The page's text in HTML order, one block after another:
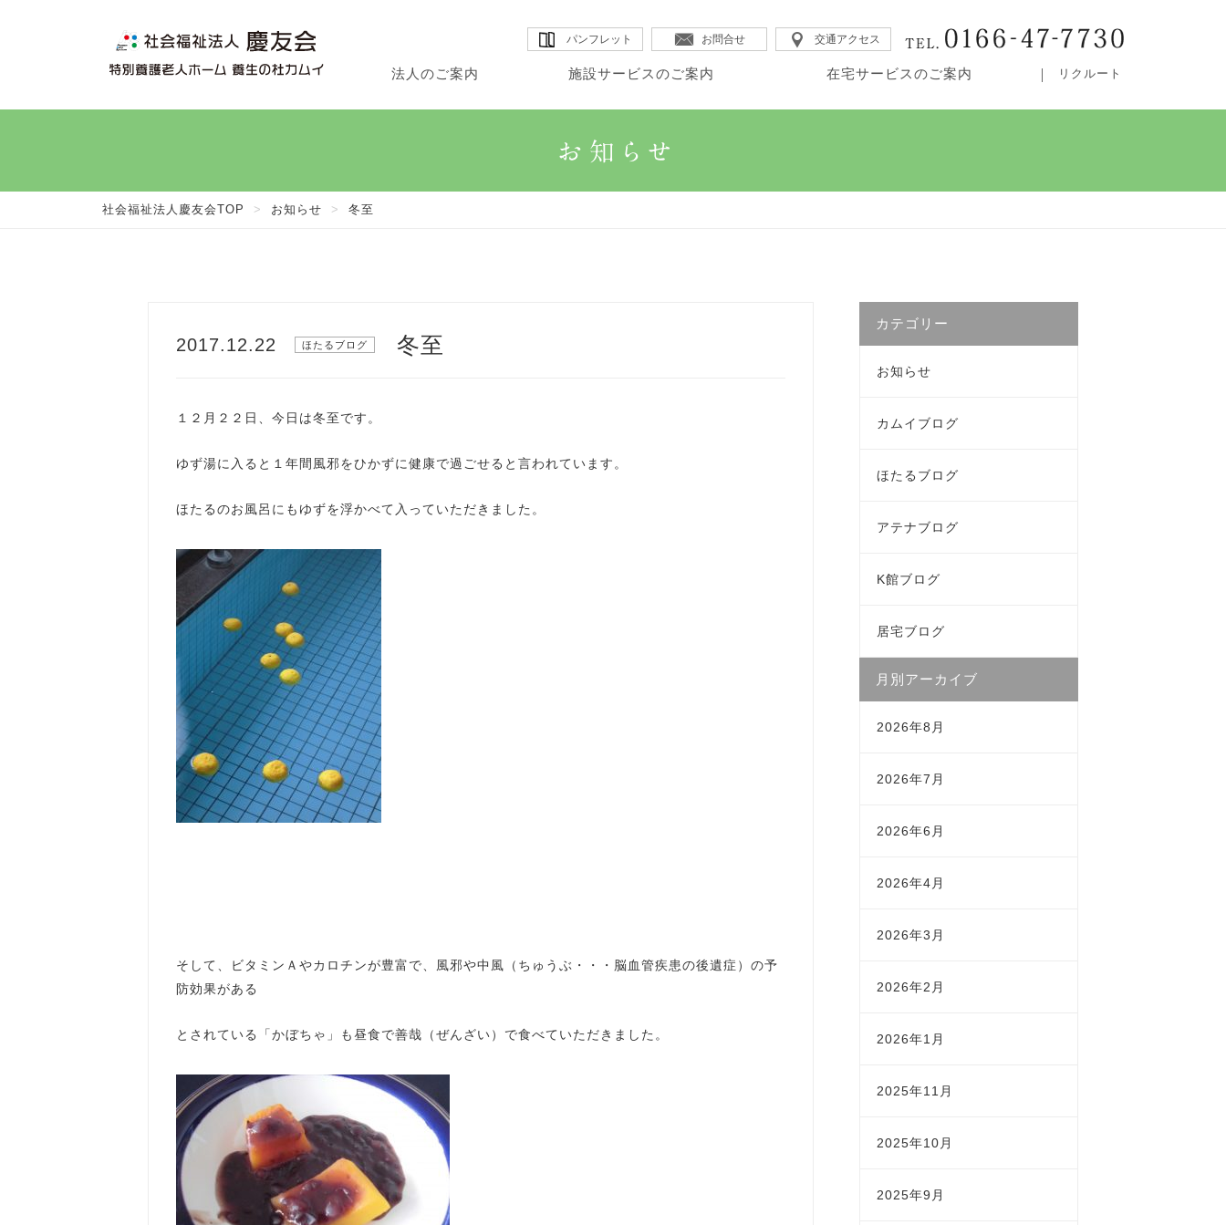
法人のご案内
法人のご案内
・理事長のご挨拶
・法人概要
・情報公開
施設サービスのご案内
施設サービスのご案内
・カムイ
・GHK館
在宅サービスのご案内
在宅サービスのご案内
・DSほたる
・SSカムイ
リクルート
パンフレット お問合せ 交通アクセス
社会福祉法人慶友会TOP > お知らせ > 冬至
2017.12.22 ほたるブログ 冬至
１２月２２日、今日は冬至です。
ゆず湯に入ると１年間風邪をひかずに健康で過ごせると言われています。
ほたるのお風呂にもゆずを浮かべて入っていただきました。
そして、ビタミンＡやカロチンが豊富で、風邪や中風（ちゅうぶ・・・脳血管疾患の後遺症）の予
防効果がある
とされている「かぼちゃ」も昼食で善哉（ぜんざい）で食べていただきました。
カテゴリー
お知らせ
カムイブログ
ほたるブログ
アテナブログ
K館ブログ
居宅ブログ
月別アーカイブ
2026年8月
2026年7月
2026年6月
2026年4月
2026年3月
2026年2月
2026年1月
2025年11月
2025年10月
2025年9月